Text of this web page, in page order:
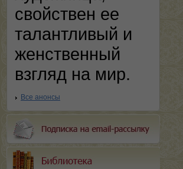
свойствен ее
талантливый и
женственный
взгляд на мир.
Все анонсы